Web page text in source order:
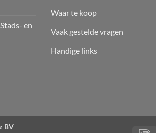
en
Waar te koop
Vaak gestelde vragen
Handige links
BV